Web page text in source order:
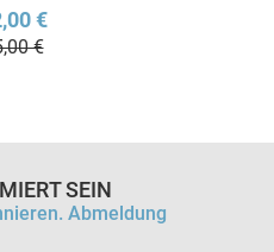
€
€
SEIN
Abmeldung